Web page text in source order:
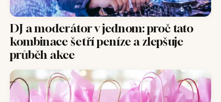
DJ a moderátor v jednom: proč tato
kombinace šetří peníze a zlepšuje
průběh akce